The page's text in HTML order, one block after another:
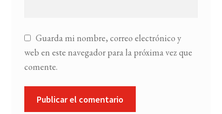
Guarda mi nombre, correo electrónico y
web en este navegador para la próxima vez que
comente.